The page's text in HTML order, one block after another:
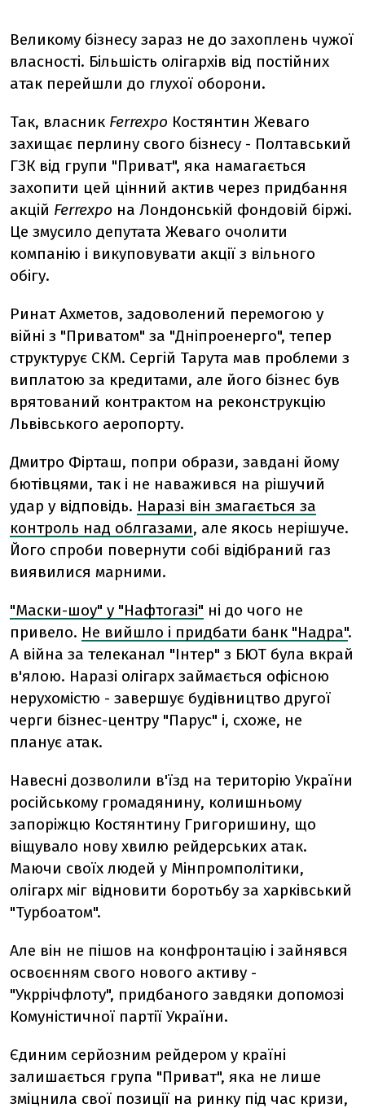
Великому бізнесу зараз не до захоплень чужої
власності. Більшість олігархів від постійних
атак перейшли до глухої оборони.
Так, власник Ferrexpo Костянтин Жеваго
захищає перлину свого бізнесу - Полтавський
ГЗК від групи "Приват", яка намагається
захопити цей цінний актив через придбання
акцій Ferrexpo на Лондонській фондовій біржі.
Це змусило депутата Жеваго очолити
компанію і викуповувати акції з вільного
обігу.
Ринат Ахметов, задоволений перемогою у
війні з "Приватом" за "Дніпроенерго", тепер
структурує СКМ. Сергій Тарута мав проблеми з
виплатою за кредитами, але його бізнес був
врятований контрактом на реконструкцію
Львівського аеропорту.
Дмитро Фірташ, попри образи, завдані йому
бютівцями, так і не наважився на рішучий
удар у відповідь. Наразі він змагається за
контроль над облгазами, але якось нерішуче.
Його спроби повернути собі відібраний газ
виявилися марними.
"Маски-шоу" у "Нафтогазі" ні до чого не
привело. Не вийшло і придбати банк "Надра".
А війна за телеканал "Інтер" з БЮТ була вкрай
в'ялою. Наразі олігарх займається офісною
нерухомістю - завершує будівництво другої
черги бізнес-центру "Парус" і, схоже, не
планує атак.
Навесні дозволили в'їзд на територію України
російському громадянину, колишньому
запоріжцю Костянтину Григоришину, що
віщувало нову хвилю рейдерських атак.
Маючи своїх людей у Мінпромполітики,
олігарх міг відновити боротьбу за харківський
"Турбоатом".
Але він не пішов на конфронтацію і зайнявся
освоєнням свого нового активу -
"Укррічфлоту", придбаного завдяки допомозі
Комуністичної партії України.
Єдиним серйозним рейдером у країні
залишається група "Приват", яка не лише
зміцнила свої позиції на ринку під час кризи,